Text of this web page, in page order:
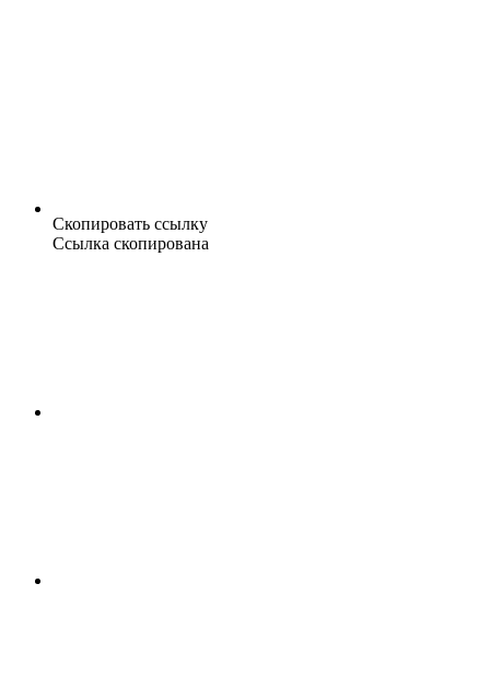
Скопировать ссылку
Ссылка скопирована